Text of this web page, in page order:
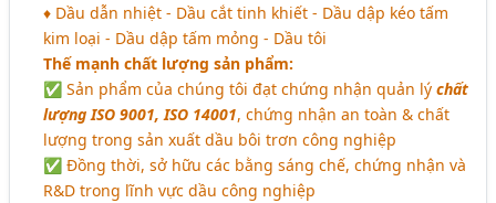
♦ Dầu dẫn nhiệt - Dầu cắt tinh khiết - Dầu dập kéo tấm
kim loại - Dầu dập tấm mỏng - Dầu tôi
Thế mạnh chất lượng sản phẩm:
✅ Sản phẩm của chúng tôi đạt chứng nhận quản lýchất
lượng ISO 9001, ISO 14001, chứng nhận an toàn & chất
lượng trong sản xuất dầu bôi trơn công nghiệp
✅ Đồng thời, sở hữu các bằng sáng chế, chứng nhận và
R&D trong lĩnh vực dầu công nghiệp